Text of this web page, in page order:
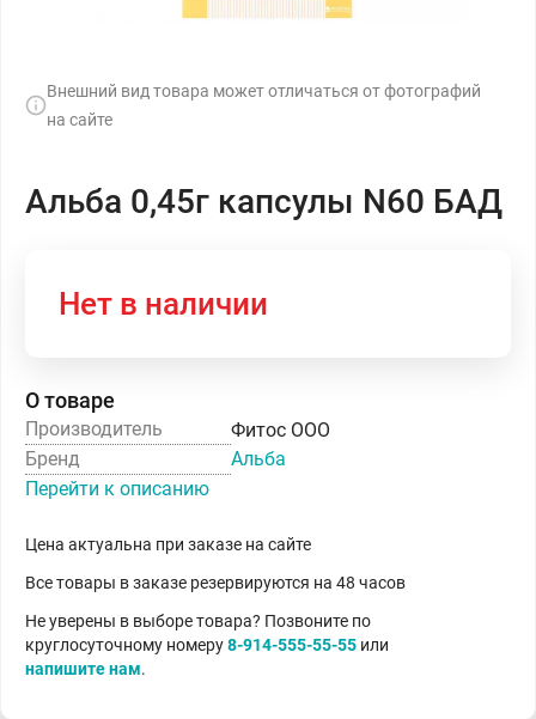
Внешний вид товара может отличаться от фотографий
на сайте
Альба 0,45г капсулы N60 БАД
Нет в наличии
О товаре
Производитель
Фитос ООО
Бренд
Альба
Перейти к описанию
Цена актуальна при заказе на сайте
Все товары в заказе резервируются на 48 часов
Не уверены в выборе товара? Позвоните по
круглосуточному номеру8-914-555-55-55 или
напишите нам.